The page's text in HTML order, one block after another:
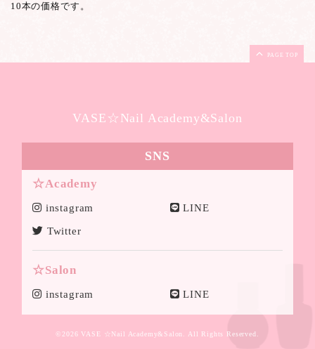
10本の価格です。
PAGE TOP
VASE☆Nail Academy&Salon
SNS
☆Academy
instagram LINE
Twitter
☆Salon
instagram LINE
©2026VASE ☆Nail Academy&Salon. All Rights Reserved.